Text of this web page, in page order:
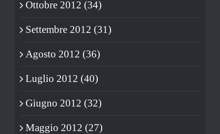
Ottobre 2012 (34)
Settembre 2012 (31)
Agosto 2012 (36)
Luglio 2012 (40)
Giugno 2012 (32)
Maggio 2012 (27)